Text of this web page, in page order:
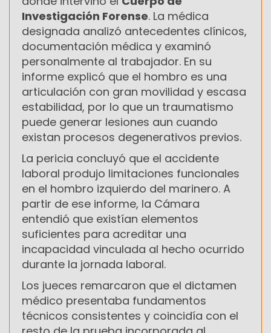
Investigación Forense. La médica
designada analizó antecedentes clínicos,
documentación médica y examinó
personalmente al trabajador. En su
informe explicó que el hombro es una
articulación con gran movilidad y escasa
estabilidad, por lo que un traumatismo
puede generar lesiones aun cuando
existan procesos degenerativos previos.
La pericia concluyó que el accidente
laboral produjo limitaciones funcionales
en el hombro izquierdo del marinero. A
partir de ese informe, la Cámara
entendió que existían elementos
suficientes para acreditar una
incapacidad vinculada al hecho ocurrido
durante la jornada laboral.
Los jueces remarcaron que el dictamen
médico presentaba fundamentos
técnicos consistentes y coincidía con el